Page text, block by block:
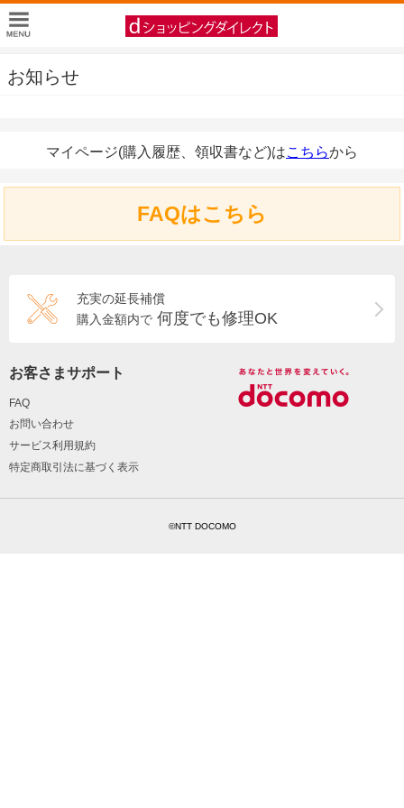
お知らせ
マイページ(購入履歴、領収書など)はこちらから
FAQはこちら
充実の延長補償
購入金額内で 何度でも修理OK
お客さまサポート
FAQ
お問い合わせ
サービス利用規約
特定商取引法に基づく表示
©NTT DOCOMO